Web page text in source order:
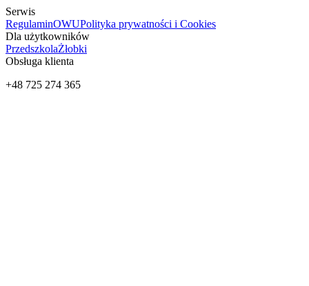
Serwis
RegulaminOWUPolityka prywatności i Cookies
Dla użytkowników
PrzedszkolaŻłobki
Obsługa klienta
+48 725 274 365